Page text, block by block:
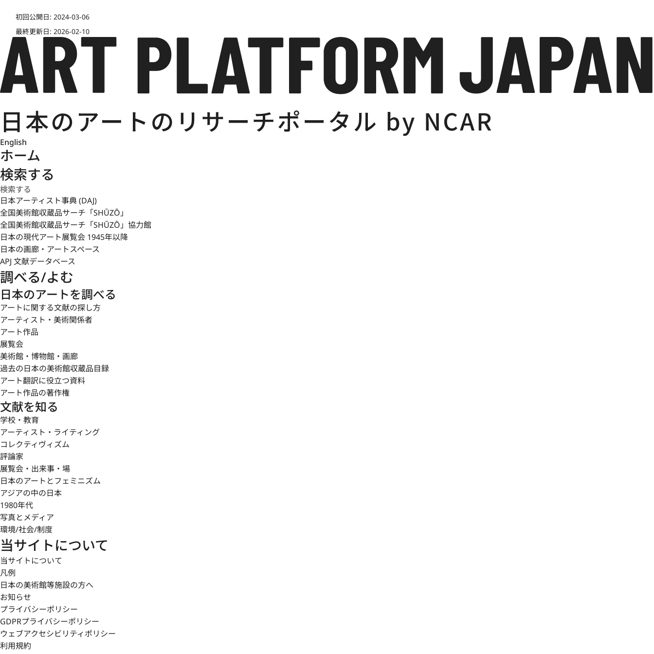
初回公開日: 2024-03-06
最終更新日: 2026-02-10
English
ホーム
検索する
日本アーティスト事典 (DAJ)
全国美術館収蔵品サーチ「SHŪZŌ」
全国美術館収蔵品サーチ「SHŪZŌ」協力館
日本の現代アート展覧会 1945年以降
日本の画廊・アートスペース
APJ 文献データベース
調べる/よむ
日本のアートを調べる
アートに関する文献の探し方
アーティスト・美術関係者
アート作品
展覧会
美術館・博物館・画廊
過去の日本の美術館収蔵品目録
アート翻訳に役立つ資料
アート作品の著作権
文献を知る
学校・教育
アーティスト・ライティング
コレクティヴィズム
評論家
展覧会・出来事・場
日本のアートとフェミニズム
アジアの中の日本
1980年代
写真とメディア
環境/社会/制度
当サイトについて
当サイトについて
凡例
日本の美術館等施設の方へ
お知らせ
プライバシーポリシー
GDPRプライバシーポリシー
ウェブアクセシビリティポリシー
利用規約